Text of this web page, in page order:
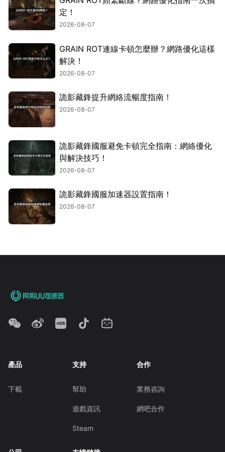
定！
2026-08-07
GRAIN ROT連線卡頓怎麼辦？網路優化這樣
解決！
2026-08-07
詭影藏鋒提升網絡流暢度指南！
2026-08-07
詭影藏鋒國服避免卡頓完全指南：網絡優化
與解決技巧！
2026-08-07
詭影藏鋒國服加速器設置指南！
2026-08-07
產品
下載
支持
幫助
遊戲資訊
Steam
合作
業務咨詢
網吧合作